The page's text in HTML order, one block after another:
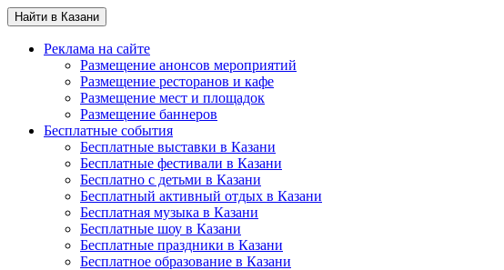
Найти в Казани
Реклама на сайте
Размещение анонсов мероприятий
Размещение ресторанов и кафе
Размещение мест и площадок
Размещение баннеров
Бесплатные события
Бесплатные выставки в Казани
Бесплатные фестивали в Казани
Бесплатно с детьми в Казани
Бесплатный активный отдых в Казани
Бесплатная музыка в Казани
Бесплатные шоу в Казани
Бесплатные праздники в Казани
Бесплатное образование в Казани